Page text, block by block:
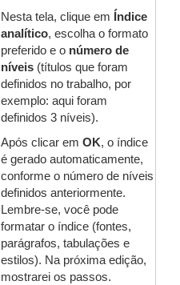
Nesta tela, clique em
Índice
analítico, escolha o formato
preferido e o número de
níveis (títulos que foram
definidos no trabalho, por
exemplo: aqui foram
definidos 3 níveis).
Após clicar em OK, o índice
é gerado automaticamente,
conforme o número de níveis
definidos anteriormente.
Lembre-se, você pode
formatar o índice (fontes,
parágrafos, tabulações e
estilos). Na próxima edição,
mostrarei os passos.